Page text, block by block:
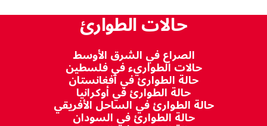
حالات الطوارئ
الصراع في الشرق الأوسط
حالات الطواريء في فلسطين
حالة الطوارئ في أفغانستان
حالة الطوارئ في أوكرانيا
حالة الطوارئ في الساحل الأفريقي
حالة الطوارئ في السودان